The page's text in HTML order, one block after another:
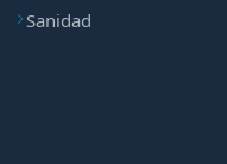
Sanidad